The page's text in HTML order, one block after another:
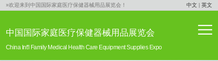
»欢迎来到中国国际家庭医疗保健器械用品展览会！ 中文 |英文
中国国际家庭医疗保健器械用品展览会
China Int'l Family Medical Health Care Equipment Supplies Expo